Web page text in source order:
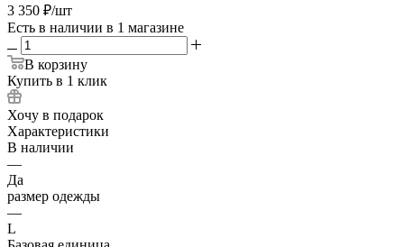
3 350 ₽/шт
Есть в наличии в 1 магазине
В корзину
Купить в 1 клик
Хочу в подарок
Характеристики
В наличии
—
Да
размер одежды
—
L